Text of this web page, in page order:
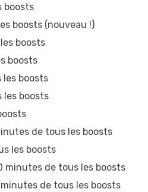
boosts
boosts (nouveau !)
boosts
boosts
les boosts
les boosts
de tous les boosts
les boosts
minutes de tous les boosts
de tous les boosts